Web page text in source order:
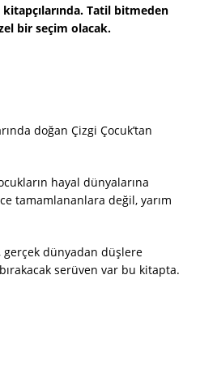
Tatil bitmeden
bir seçim olacak.
doğan Çizgi Çocuk’tan
hayal dünyalarına
tamamlananlara değil, yarım
gerçek dünyadan düşlere
serüven var bu kitapta.